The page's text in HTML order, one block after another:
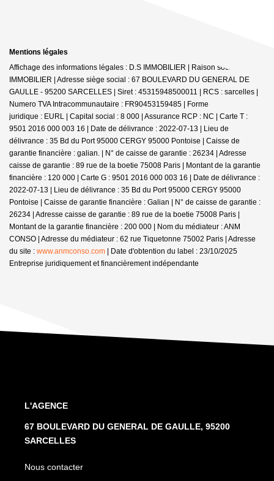
Mentions légales
Affichage des informations légales : D.S IMMOBILIER | Raison sociale : DS
IMMOBILIER | Adresse siège social : 67 BOULEVARD DU GENERAL DE
GAULLE - 95200 SARCELLES | Siret : 45315948500011 | RCS : sarcelles |
Numero TVA Intracommunautaire : FR90453159485 | Forme
juridique : EURL | Capital social : 8 000 | Assurance RCP : NC | Carte T :
9501 2016 000 003 16 | Date de délivrance : 2022-07-13 | Lieu de
délivrance : 35 Bd du Port 95000 CERGY 95000 Pontoise | Caisse de
garantie financière : galian. | N° de caisse de garantie : 26234 | Adresse
caisse de garantie : 89 rue de la boetie 75008 Paris | Montant de la garantie
financière : 120 000 | Carte G : 9501 2016 000 003 16 | Date de délivrance :
2022-07-13 | Lieu de délivrance : 35 Bd du Port 95000 CERGY 95000
Pontoise | Caisse de garantie financière : Galian | N° de caisse de garantie :
26234 | Adresse caisse de garantie : 89 rue de la boetie 75008 Paris |
Montant de la garantie financière : 200 000 | Nom du médiateur : ANM
CONSO | Adresse du médiateur : 62 rue Tiquetonne 75002 Paris | Adresse
du site : www.anmconso.com | Date d'obtention du label : 23/10/2025
Entreprise juridiquement et financièrement indépendante
L'AGENCE
67 BOULEVARD DU GENERAL DE GAULLE, 95200
SARCELLES
Nous contacter